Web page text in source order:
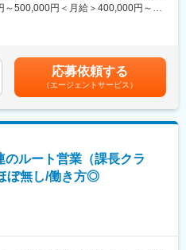
示会での反響・引き合いが急増して
て頂きたいと考えています。
実行力・スピード感
関係構築、契約更新・追加提案
客・パートナーとの関係を引き継
きる状態にする
専門知識を活かし、技術と事業の両
るポジション
提携交渉など、グローバルに裁量を
～500,000円＜月給＞400,000円～
目安の金額であり、選考を通じて上
給(月額)は固定手当を含めた表記で
応募依頼する
（エージェントサービス）
のルート営業（課長クラ
ぼ無し/働き方◎